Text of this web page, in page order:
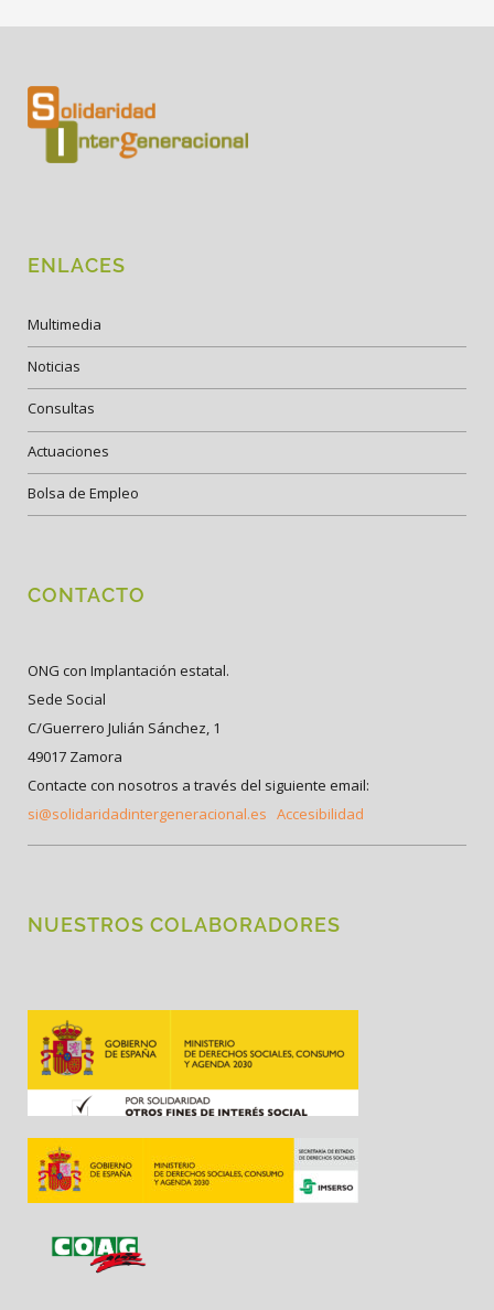
ENLACES
Multimedia
Noticias
Consultas
Actuaciones
Bolsa de Empleo
CONTACTO
ONG con Implantación estatal.
Sede Social
C/Guerrero Julián Sánchez, 1
49017 Zamora
Contacte con nosotros a través del siguiente email:
si@solidaridadintergeneracional.es Accesibilidad
NUESTROS COLABORADORES